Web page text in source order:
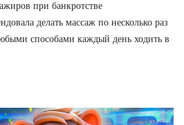
при банкротстве
делать массаж по несколько раз
способами каждый день ходить в